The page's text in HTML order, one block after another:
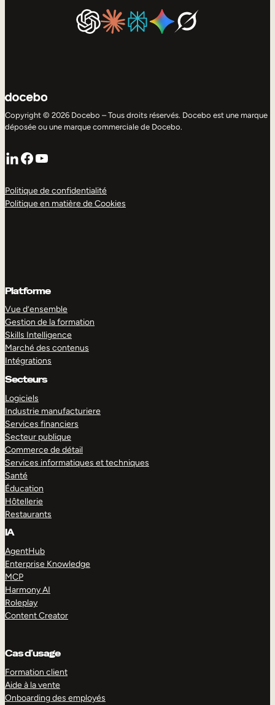
Copyright © 2026 Docebo – Tous droits réservés. Docebo est une marque
déposée ou une marque commerciale de Docebo.
LinkedIn
Facebook
YouTube
Politique de confidentialité
Politique en matière de Cookies
Platforme
Vue d’ensemble
Gestion de la formation
Skills Intelligence
Marché des contenus
Intégrations
Secteurs
Logiciels
Industrie manufacturiere
Services financiers
Secteur publique
Commerce de détail
Services informatiques et techniques
Santé
Éducation
Hôtellerie
Restaurants
IA
AgentHub
Enterprise Knowledge
MCP
Harmony AI
Roleplay
Content Creator
Cas d’usage
Formation client
Aide à la vente
Onboarding des employés